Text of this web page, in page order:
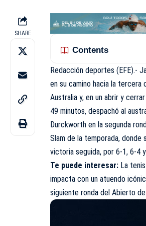
SHARE
Contents
Redacción deportes (EFE).-
en su camino hacia la tercera
Australia y, en un abrir y
49 minutos, despachó al
Durckworth en la segunda
Slam de la temporada, donde
victoria seguida, por 6-1, 6-4
Te puede interesar: La
impacta con un atuendo
siguiente ronda del Abierto